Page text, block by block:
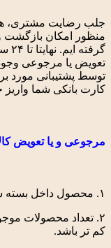
جلب رضایت مشتری،
منظور امکان بازگشت و
تعویض یا مرجوعی
توسط پشتیبانی مورد
کارت بانکی شما واریز
مرجوعی و یا تعویض
۱. محصول داخل بسته شکسته شده باشد.
۲. تعداد محصولات
کم تر باشد.